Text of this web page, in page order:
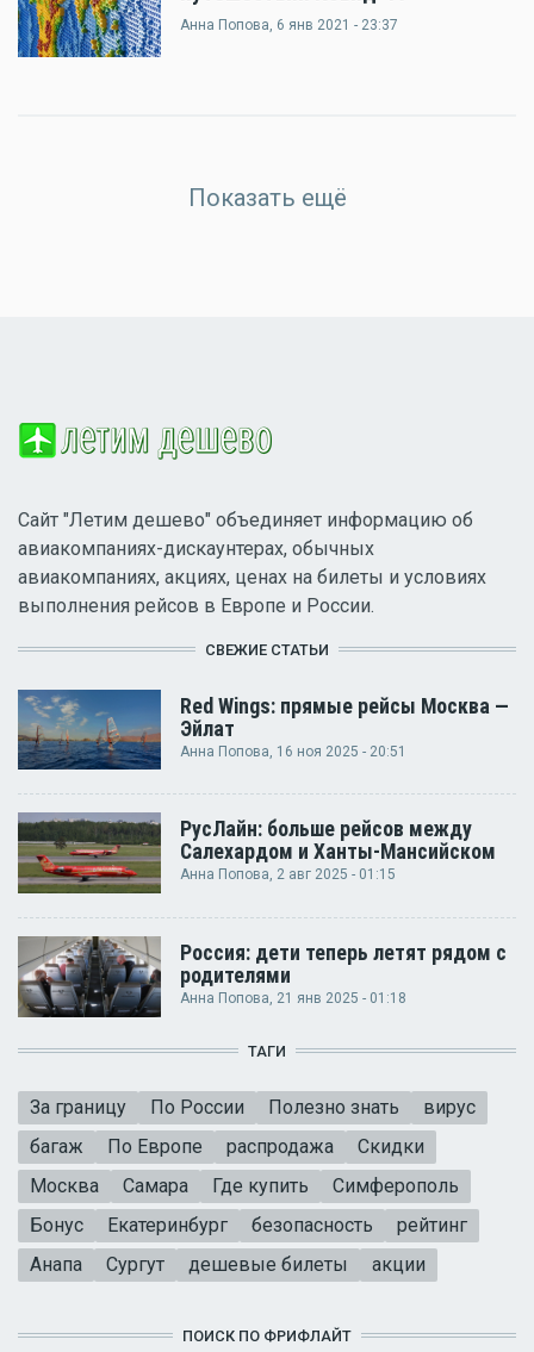
Анна Попова, 6 янв 2021 - 23:37
Показать ещё
Сайт "Летим дешево" объединяет информацию об
авиакомпаниях-дискаунтерах, обычных
авиакомпаниях, акциях, ценах на билеты и условиях
выполнения рейсов в Европе и России.
СВЕЖИЕ СТАТЬИ
Red Wings: прямые рейсы Москва —
Эйлат
Анна Попова, 16 ноя 2025 - 20:51
РусЛайн: больше рейсов между
Салехардом и Ханты-Мансийском
Анна Попова, 2 авг 2025 - 01:15
Россия: дети теперь летят рядом с
родителями
Анна Попова, 21 янв 2025 - 01:18
ТАГИ
За границу По России Полезно знать
вирус
багаж
По Европе распродажа
Скидки
Москва
Самара Где купить
Симферополь
Бонус
Екатеринбург безопасность
рейтинг
Анапа
Сургут дешевые билеты акции
ПОИСК ПО ФРИФЛАЙТ